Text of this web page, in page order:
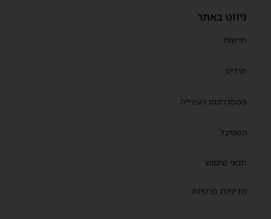
ניווט באתר
חדשות
חרדים
ממסדרונות העירייה
השטיבל
תנאי שימוש
מדיניות פרטיות